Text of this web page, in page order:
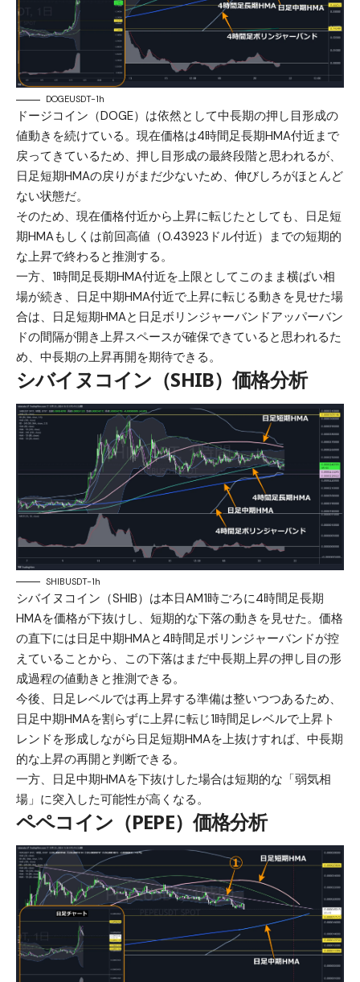
DOGEUSDT-1h
ドージコイン（DOGE）は依然として中長期の押し目形成の
値動きを続けている。現在価格は4時間足長期HMA付近まで
戻ってきているため、押し目形成の最終段階と思われるが、
日足短期HMAの戻りがまだ少ないため、伸びしろがほとんど
ない状態だ。
そのため、現在価格付近から上昇に転じたとしても、日足短
期HMAもしくは前回高値（0.43923ドル付近）までの短期的
な上昇で終わると推測する。
一方、1時間足長期HMA付近を上限としてこのまま横ばい相
場が続き、日足中期HMA付近で上昇に転じる動きを見せた場
合は、日足短期HMAと日足ボリンジャーバンドアッパーバン
ドの間隔が開き上昇スペースが確保できていると思われるた
め、中長期の上昇再開を期待できる。
シバイヌコイン（SHIB）価格分析
SHIBUSDT-1h
シバイヌコイン（SHIB）は本日AM1時ごろに4時間足長期
HMAを価格が下抜けし、短期的な下落の動きを見せた。価格
の直下には日足中期HMAと4時間足ボリンジャーバンドが控
えていることから、この下落はまだ中長期上昇の押し目の形
成過程の値動きと推測できる。
今後、日足レベルでは再上昇する準備は整いつつあるため、
日足中期HMAを割らずに上昇に転じ1時間足レベルで上昇ト
レンドを形成しながら日足短期HMAを上抜けすれば、中長期
的な上昇の再開と判断できる。
一方、日足中期HMAを下抜けした場合は短期的な「弱気相
場」に突入した可能性が高くなる。
ペペコイン（PEPE）価格分析